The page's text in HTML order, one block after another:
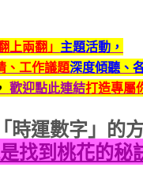
上兩翻」 主題活動，
、工作議題深度傾聽、
歡迎點此連結打造專屬
時運數字」的
找到桃花的秘